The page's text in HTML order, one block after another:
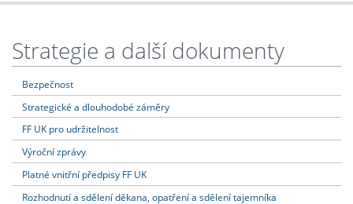
Strategie a další dokumenty
Bezpečnost
Strategické a dlouhodobé záměry
FF UK pro udržitelnost
Výroční zprávy
Platné vnitřní předpisy FF UK
Rozhodnutí a sdělení děkana, opatření a sdělení tajemníka